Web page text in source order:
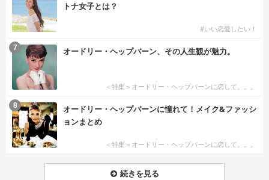
トナ女子とは？
#いい恋愛したい！
オードリー・ヘップバーン、その人生観が魅力。
＜特集＞オードリー・ヘップバーンに恋して。。。
7
オードリー・ヘップバーンに憧れて！メイク&ファッシ
ョンまとめ
＜特集＞オードリー・ヘップバーンに恋して。。。
8
続きを見る